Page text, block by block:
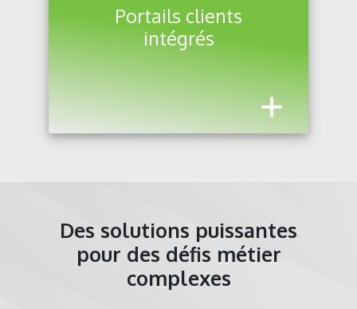
Portails clients
intégrés
Des solutions puissantes
pour des défis métier
complexes